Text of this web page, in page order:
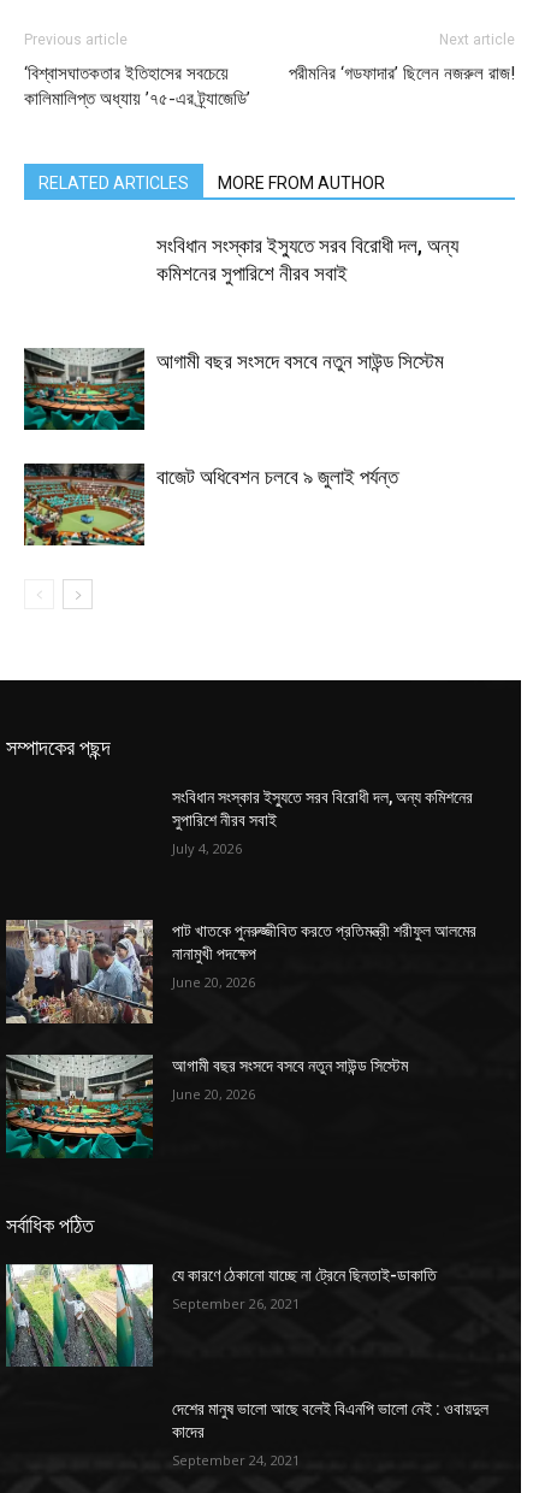
Previous article
‘বিশ্বাসঘাতকতার ইতিহাসের সবচেয়ে
কালিমালিপ্ত অধ্যায় ’৭৫-এর ট্র্যাজেডি’
Next article
পরীমনির ‘গডফাদার’ ছিলেন নজরুল রাজ!
RELATED ARTICLES MORE FROM AUTHOR
সংবিধান সংস্কার ইস্যুতে সরব বিরোধী দল, অন্য
কমিশনের সুপারিশে নীরব সবাই
আগামী বছর সংসদে বসবে নতুন সাউন্ড সিস্টেম
বাজেট অধিবেশন চলবে ৯ জুলাই পর্যন্ত
সম্পাদকের পছন্দ
সংবিধান সংস্কার ইস্যুতে সরব বিরোধী দল, অন্য কমিশনের
সুপারিশে নীরব সবাই
July 4, 2026
পাট খাতকে পুনরুজ্জীবিত করতে প্রতিমন্ত্রী শরীফুল আলমের
নানামুখী পদক্ষেপ
June 20, 2026
আগামী বছর সংসদে বসবে নতুন সাউন্ড সিস্টেম
June 20, 2026
সর্বাধিক পঠিত
যে কারণে ঠেকানো যাচ্ছে না ট্রেনে ছিনতাই-ডাকাতি
September 26, 2021
দেশের মানুষ ভালো আছে বলেই বিএনপি ভালো নেই : ওবায়দুল
কাদের
September 24, 2021